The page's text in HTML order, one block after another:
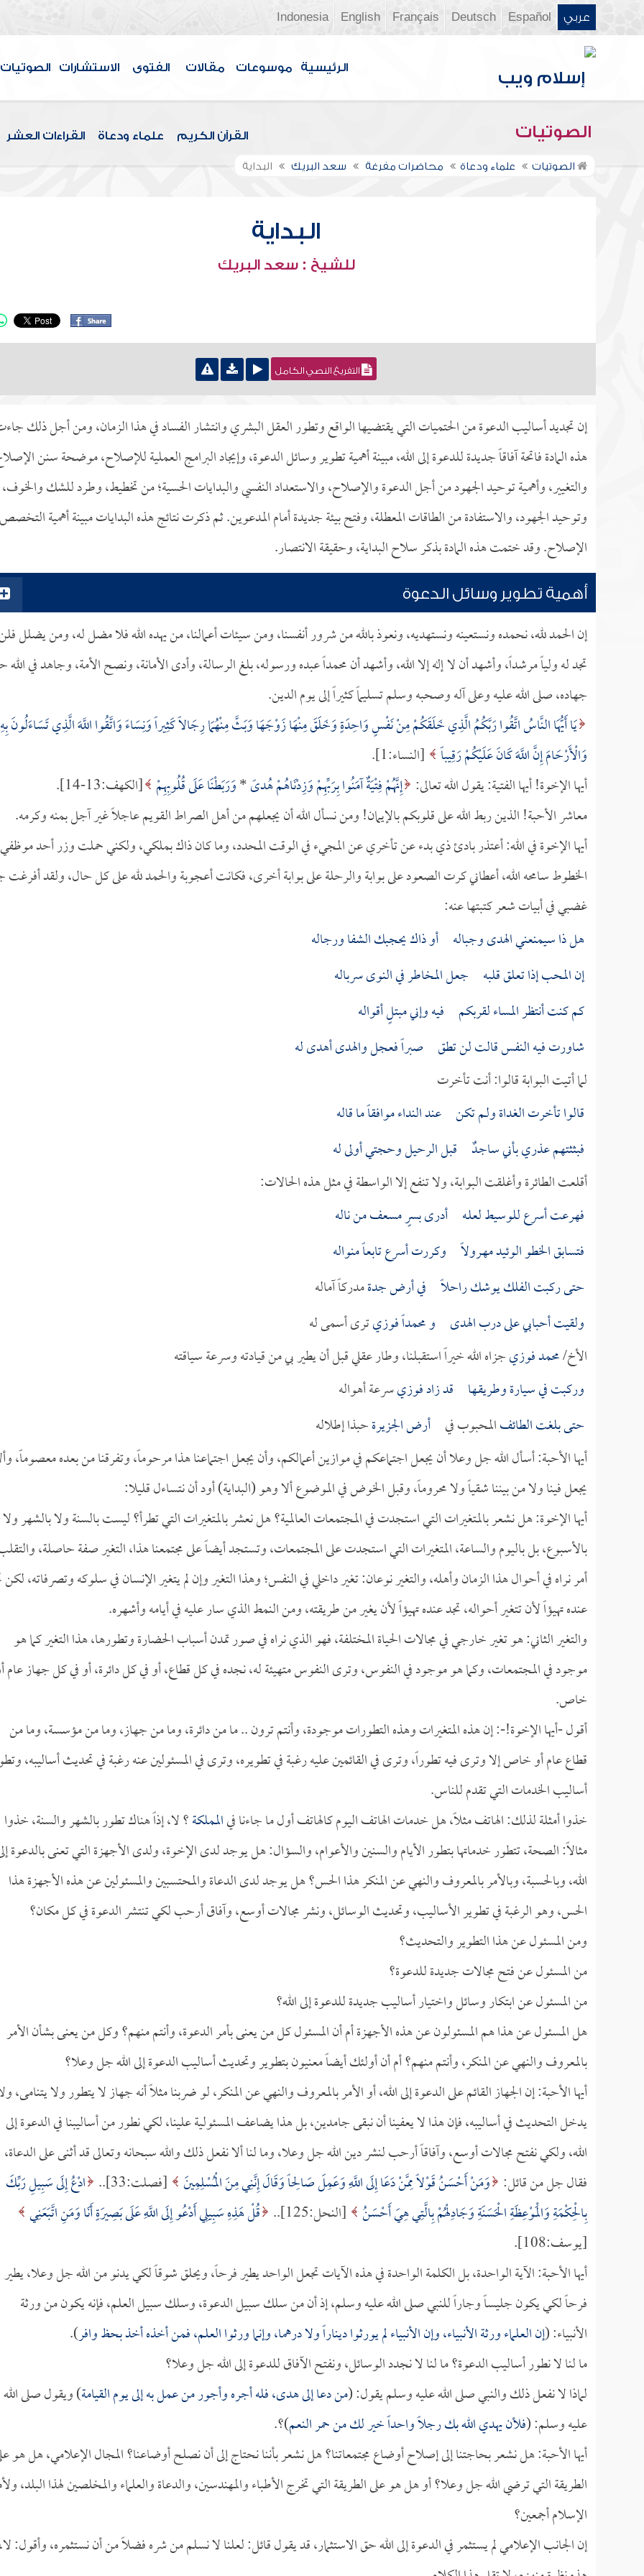
عربي Español
Deutsch
Français
English
Indonesia
الرئيسية موسوعات مقالات الفتوى الاستشارات الصوتيات
الصوتيات القرآن الكريم علماء ودعاة القراءات العشر
الصوتيات علماء ودعاة محاضرات مفرغة سعد البريك البداية
البداية
للشيخ : سعد البريك
التفريغ النصي الكامل
إن تجديد أساليب الدعوة من الحتميات التي يقتضيها الواقع وتطور العقل البشري وانتشار الفساد في هذا الزمان، ومن أجل ذلك
هذه المادة فاتحة آفاقاً جديدة للدعوة إلى الله، مبينة أهمية تطوير وسائل الدعوة، وإيجاد البرامج العملية للإصلاح، موضحة سنن
والتغيير، وأهمية توحيد الجهود من أجل الدعوة والإصلاح، والاستعداد النفسي والبدايات الحسية؛ من تخطيط، وطرد للشك والخوف،
وتوحيد الجهود، والاستفادة من الطاقات المعطلة، وفتح بيئة جديدة أمام المدعوين. ثم ذكرت نتائج هذه البدايات مبينة أهمية
الإصلاح. وقد ختمت هذه المادة بذكر سلاح البداية، وحقيقة الانتصار.
أهمية تطوير وسائل الدعوة
إن الحمد لله، نحمده ونستعينه ونستهديه، ونعوذ بالله من شرور أنفسنا، ومن سيئات أعمالنا، من يهده الله فلا مضل له، ومن يضلل
تجد له ولياً مرشداً، وأشهد أن لا إله إلا الله، وأشهد أن محمداً عبده ورسوله، بلغ الرسالة، وأدى الأمانة، ونصح الأمة، وجاهد في
جهاده، صلى الله عليه وعلى آله وصحبه وسلم تسليماً كثيراً إلى يوم الدين.
يَا أَيُّهَا النَّاسُ اتَّقُوا رَبَّكُمُ الَّذِي خَلَقَكُمْ مِنْ نَفْسٍ وَاحِدَةٍ وَخَلَقَ مِنْهَا زَوْجَهَا وَبَثَّ مِنْهُمَا رِجَالاً كَثِيراً وَنِسَاءً وَاتَّقُوا اللَّهَ الَّذِي تَسَاءَلُونَ بِهِ
وَالْأَرْحَامَ إِنَّ اللَّهَ كَانَ عَلَيْكُمْ رَقِيباً [النساء:1].
أيها الإخوة! أيها الفتية: يقول الله تعالى: إِنَّهُمْ فِتْيَةٌ آمَنُوا بِرَبِّهِمْ وَزِدْنَاهُمْ هُدىً*وَرَبَطْنَا عَلَى قُلُوبِهِمْ [الكهف:13-14].
معاشر الأحبة! الذين ربط الله على قلوبكم بالإيمان! ومن نسأل الله أن يجعلهم من أهل الصراط القويم عاجلاً غير آجل بمنه وكرمه.
أيها الإخوة في الله: أعتذر بادئ ذي بدء عن تأخري عن المجيء في الوقت المحدد، وما كان ذاك بملكي، ولكني حملت وزر أحد موظفي
الخطوط سامحه الله، أعطاني كرت الصعود على بوابة والرحلة على بوابة أخرى، فكانت أعجوبة والحمد لله على كل حال، ولقد أفرغت
غضبي في أبيات شعر كتبتها عنه:
هل ذا سيمنعني الهدى وجباله أو ذاك يحجبك الشفا ورجاله
إن المحب إذا تعلق قلبه جعل المخاطر في النوى سرباله
كم كنت أنتظر المساء لقربكم فيه وإني مبتلٍ أقواله
شاورت فيه النفس قالت لن تطق صبراً فعجل والهدى أهدى له
لما أتيت البوابة قالوا: أنت تأخرت
قالوا تأخرت الغداة ولـم تكن عند النداء موافقاً ما قاله
فبثثتهم عذري بأني ساجـدٌ قبل الرحيل وحجتي أولى له
أقلعت الطائرة وأغلقت البوابة، ولا تنفع إلا الواسطة في مثل هذه الحالات:
فهرعت أسرع للوسيط لعلـه أدرى بسرٍ مسعف من ناله
فتسابق الخطو الوئيد مهـرولاً وكررت أسرع تابعاً منواله
حتى ركبت الفلك يوشك راحلاً في أرضجدةمدركاً آماله
ولقيت أحبابي على درب الهدى ومحمداً فوزيترى أسمى له
الأخ/محمد فوزيجزاه الله خيراً استقبلنا، وطار عقلي قبل أن يطير بي من قيادته وسرعة سياقته
وركبت في سيارة وطريقـها قد زادفوزيسرعة أهواله
حتى بلغتالطائفالمحبوب فيأرض الجزيرةحبذا إطلاله
أيها الأحبة: أسأل الله جل وعلا أن يجعل اجتماعكم في موازين أعمالكم، وأن يجعل اجتماعنا هذا مرحوماً، وتفرقنا من بعده معصوماً،
يجعل فينا ولا من بيننا شقياً ولا محروماً، وقبل الخوض في الموضوع ألا وهو (البداية) أود أن نتساءل قليلا:
أيها الإخوة: هل نشعر بالمتغيرات التي استجدت في المجتمعات العالمية؟ هل نعشر بالمتغيرات التي تطرأ؟ ليست بالسنة ولا بالشهر ولا
بالأسبوع، بل باليوم والساعة، المتغيرات التي استجدت على المجتمعات، وتستجد أيضاً على مجتمعنا هذا، التغير صفة حاصلة،
أمر نراه في أحوال هذا الزمان وأهله، والتغير نوعان: تغير داخلي في النفس؛ وهذا التغير وإن لم يتغير الإنسان في سلوكه وتصرفاته،
عنده تهيؤاً لأن تتغير أحواله، تجد عنده تهيؤاً لأن يغير من طريقته، ومن النمط الذي سار عليه في أيامه وأشهره.
والتغير الثاني: هو تغير خارجي في مجالات الحياة المختلفة، فهو الذي نراه في صور تمدن أسباب الحضارة وتطورها، هذا التغير كما هو
موجود في المجتمعات، وكما هو موجود في النفوس، وترى النفوس متهيئة له، نجده في كل قطاع، أو في كل دائرة، أو في كل جهاز عام
خاص.
أقول -أيها الإخوة!-: إن هذه المتغيرات وهذه التطورات موجودة، وأنتم ترون .. ما من دائرة، وما من جهاز، وما من مؤسسة، وما من
قطاع عام أو خاص إلا وترى فيه تطوراً، وترى في القائمين عليه رغبة في تطويره، وترى في المسئولين عنه رغبة في تحديث أساليبه،
أساليب الخدمات التي تقدم للناس.
خذوا أمثلة لذلك: الهاتف مثلاً، هل خدمات الهاتف اليوم كالهاتف أول ما جاءنا فيالمملكة؟ لا، إذاً هناك تطور بالشهر والسنة، خذوا
مثالاً: الصحة، تتطور خدماتها بتطور الأيام والسنين والأعوام، والسؤال: هل يوجد لدى الإخوة، ولدى الأجهزة التي تعنى بالدعوة
الله، وبالحسبة، وبالأمر بالمعروف والنهي عن المنكر هذا الحس؟ هل يوجد لدى الدعاة والمحتسبين والمسئولين عن هذه الأجهزة هذا
الحس، وهو الرغبة في تطوير الأساليب، وتحديث الوسائل، ونشر مجالات أوسع، وآفاق أرحب لكي تنتشر الدعوة في كل مكان؟
ومن المسئول عن هذا التطوير والتحديث؟
من المسئول عن فتح مجالات جديدة للدعوة؟
من المسئول عن ابتكار وسائل واختيار أساليب جديدة للدعوة إلى الله؟
هل المسئول عن هذا هم المسئولون عن هذه الأجهزة أم أن المسئول كل من يعنى بأمر الدعوة، وأنتم منهم؟ وكل من يعنى بشأن الأمر
بالمعروف والنهي عن المنكر، وأنتم منهم؟ أم أن أولئك أيضاً معنيون بتطوير وتحديث أساليب الدعوة إلى الله جل وعلا؟
أيها الأحبة: إن الجهاز القائم على الدعوة إلى الله، أو الأمر بالمعروف والنهي عن المنكر، لو ضربنا مثلاً أنه جهاز لا يتطور ولا يتنامى،
يدخل التحديث في أساليبه، فإن هذا لا يعفينا أن نبقى جامدين، بل هذا يضاعف المسئولية علينا، لكي نطور من أساليبنا في الدعوة إلى
الله، ولكي نفتح مجالات أوسع، وآفاقاً أرحب لنشر دين الله جل وعلا، وما لنا ألا نفعل ذلك والله سبحانه وتعالى قد أثنى على الدعاة،
فقال جل من قائل: وَمَنْ أَحْسَنُ قَوْلاً مِمَّنْ دَعَا إِلَى اللَّهِ وَعَمِلَ صَالِحاً وَقَالَ إِنَّنِي مِنَ الْمُسْلِمِينَ [فصلت:33]..
ادْعُ إِلَى سَبِيلِ رَبِّكَ
بِالْحِكْمَةِ وَالْمَوْعِظَةِ الْحَسَنَةِ وَجَادِلْهُمْ بِالَّتِي هِيَ أَحْسَنُ [النحل:125]..
قُلْ هَذِهِ سَبِيلِي أَدْعُو إِلَى اللَّهِ عَلَى بَصِيرَةٍ أَنَا وَمَنِ اتَّبَعَنِي
[يوسف:108].
أيها الأحبة: الآية الواحدة، بل الكلمة الواحدة في هذه الآيات تجعل الواحد يطير فرحاً، ويحلق شوقاً لكي يدنو من الله جل وعلا، يطير
فرحاً لكي يكون جليساً وجاراً للنبي صلى الله عليه وسلم، إذ أن من سلك سبيل الدعوة، وسلك سبيل العلم، فإنه يكون من ورثة
الأنبياء: (إن العلماء ورثة الأنبياء، وإن الأنبياء لم يورثوا ديناراً ولا درهما، وإنما ورثوا العلم، فمن أخذه أخذ بحظ وافر).
ما لنا لا نطور أساليب الدعوة؟ ما لنا لا نجدد الوسائل، ونفتح الآفاق للدعوة إلى الله جل وعلا؟
لماذا لا نفعل ذلك والنبي صلى الله عليه وسلم يقول: (من دعا إلى هدى، فله أجره وأجور من عمل به إلى يوم القيامة) ويقول صلى الله
عليه وسلم: (فلأن يهدي الله بك رجلاً واحداً خير لك من حمر النعم)؟.
أيها الأحبة: هل نشعر بحاجتنا إلى إصلاح أوضاع مجتمعاتنا؟ هل نشعر بأننا نحتاج إلى أن نصلح أوضاعنا؟ المجال الإعلامي، هل هو
الطريقة التي ترضي الله جل وعلا؟ أو هل هو على الطريقة التي تخرج الأطباء والمهندسين، والدعاة والعلماء والمخلصين لهذا البلد،
الإسلام أجمعين؟
إن الجانب الإعلامي لم يستثمر في الدعوة إلى الله حق الاستثمار، قد يقول قائل: لعلنا لا نسلم من شره فضلاً من أن نستثمره، وأقول: